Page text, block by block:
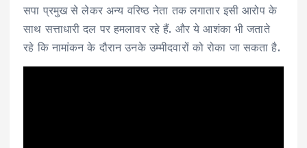
सपा प्रमुख से लेकर अन्य वरिष्ठ नेता तक लगातार इसी आरोप के
साथ सत्ताधारी दल पर हमलावर रहे हैं. और ये आशंका भी जताते
रहे कि नामांकन के दौरान उनके उम्मीदवारों को रोका जा सकता है.